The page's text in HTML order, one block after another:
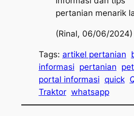
pertanian menarik
(Rinal, 06/06/2024)
Tags: artikel pertanian
informasi pertanian
portal informasi quick
Traktor whatsapp